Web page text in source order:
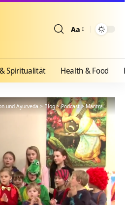
Aa
Spiritualität Health & Food
und Ayurveda>Blog>Podcast>Mantra>Shiva